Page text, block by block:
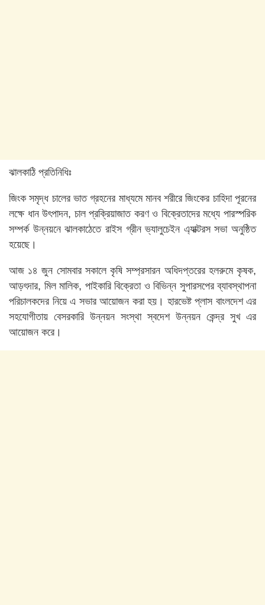
ঝালকাঠি প্রতিনিধিঃ
জিংক সমৃদ্ধ চালের ভাত গ্রহনের মাধ্যমে মানব শরীরে জিংকের চাহিদা পূরনের
লক্ষে ধান উৎপাদন, চাল প্রক্রিয়াজাত করণ ও বিক্রেতাদের মধ্যে পারস্পরিক
সম্পর্ক উন্নয়নে ঝালকাঠেতে রাইস গ্রীন ভ্যালুচেইন এ্যাক্টরস সভা অনুষ্ঠিত
হয়েছে।
আজ ১৪ জুন সোমবার সকালে কৃষি সম্প্রসারন অধিদপ্তরের হলরুমে কৃষক,
আড়ৎদার, মিল মালিক, পাইকারি বিক্রেতা ও বিভিন্ন সুপারসপের ব্যাবস্থাপনা
পরিচালকদের নিয়ে এ সভার আয়োজন করা হয়। হারভেষ্ট প্লাস বাংলদেশ এর
সহযোগীতায় বেসরকারি উন্নয়ন সংস্থা স্বদেশ উন্নয়ন কেন্দ্র সুখ এর
আয়োজন করে।